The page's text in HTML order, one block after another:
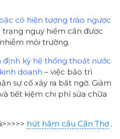
có hiện tượng trào ngược
trạng nguy hiểm cần được
môi trường.
định kỳ hệ thống thoát nước
doanh – việc bảo trì
sự cố xảy ra bất ngờ. Giảm
tiết kiệm chi phí sửa chữa
hút hầm cầu Cần Thơ .